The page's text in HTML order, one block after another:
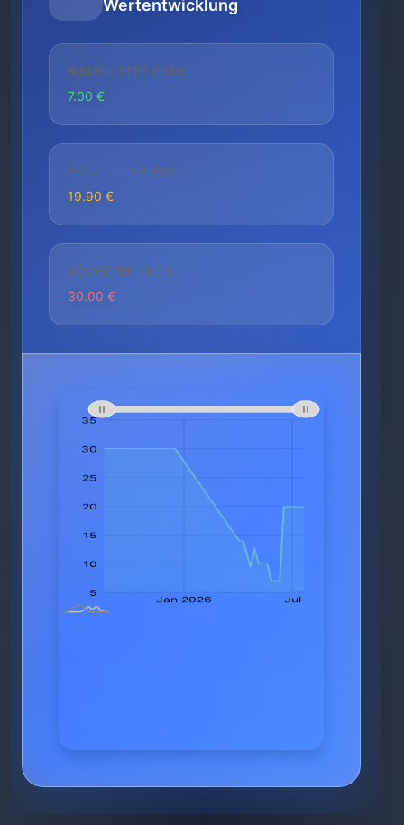
Wertentwicklung
NIEDRIGSTER PREIS
7.00 €
AKTUELLER PREIS
19.90 €
HÖCHSTER PREIS
30.00 €